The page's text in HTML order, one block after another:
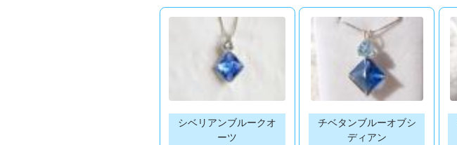
シベリアンブルークオ
ーツ
チベタンブルーオブシ
ディアン